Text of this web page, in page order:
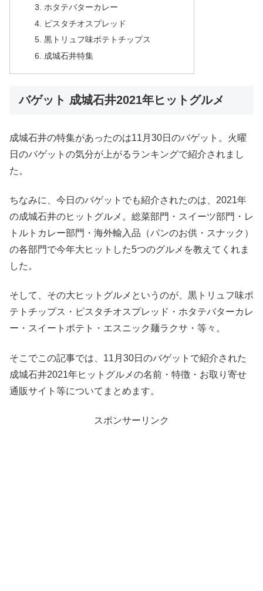
ホタテバターカレー
ピスタチオスプレッド
黒トリュフ味ポテトチップス
成城石井特集
バゲット 成城石井2021年ヒットグルメ
成城石井の特集があったのは11月30日のバゲット。火曜
日のバゲットの気分が上がるランキングで紹介されまし
た。
ちなみに、今日のバゲットでも紹介されたのは、2021年
の成城石井のヒットグルメ。総菜部門・スイーツ部門・レ
トルトカレー部門・海外輸入品（パンのお供・スナック）
の各部門で今年大ヒットした5つのグルメを教えてくれま
した。
そして、その大ヒットグルメというのが、黒トリュフ味ポ
テトチップス・ピスタチオスプレッド・ホタテバターカレ
ー・スイートポテト・エスニック麺ラクサ・等々。
そこでこの記事では、11月30日のバゲットで紹介された
成城石井2021年ヒットグルメの名前・特徴・お取り寄せ
通販サイト等についてまとめます。
スポンサーリンク